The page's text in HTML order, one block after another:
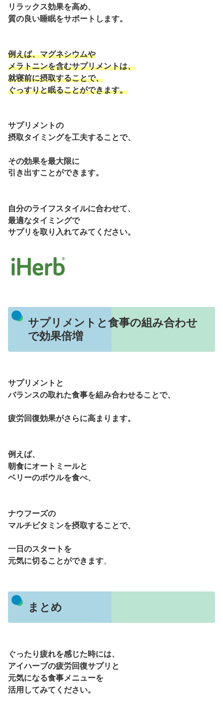
リラックス効果を高め、
質の良い睡眠をサポートします。
例えば、マグネシウムや
メラトニンを含むサプリメントは、
就寝前に摂取することで、
ぐっすりと眠ることができます。
サプリメントの
摂取タイミングを工夫することで、
その効果を最大限に
引き出すことができます。
自分のライフスタイルに合わせて、
最適なタイミングで
サプリを取り入れてみてください。
サプリメントと食事の組み合わせ
で効果倍増
サプリメントと
バランスの取れた食事を組み合わせることで、
疲労回復効果がさらに高まります。
例えば、
朝食にオートミールと
ベリーのボウルを食べ、
ナウフーズの
マルチビタミンを摂取することで、
一日のスタートを
元気に切ることができます。
まとめ
ぐったり疲れを感じた時には、
アイハーブの疲労回復サプリと
元気になる食事メニューを
活用してみてください。